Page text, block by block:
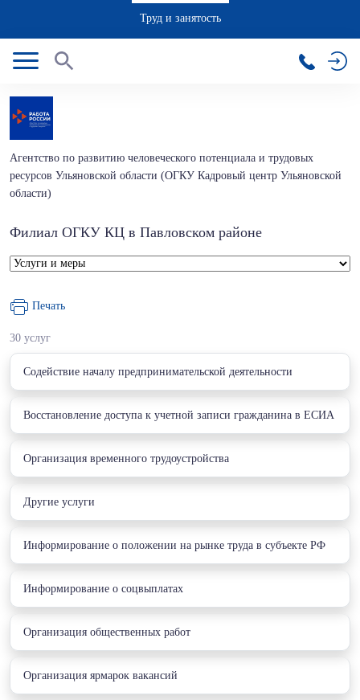
Труд и занятость
Агентство по развитию человеческого потенциала и трудовых
ресурсов Ульяновской области (ОГКУ Кадровый центр Ульяновской
области)
Филиал ОГКУ КЦ в Павловском районе
Печать
30 услуг
Cодействие началу предпринимательской деятельности
Восстановление доступа к учетной записи гражданина в ЕСИА
Организация временного трудоустройства
Другие услуги
Информирование о положении на рынке труда в субъекте РФ
Информирование о соцвыплатах
Организация общественных работ
Организация ярмарок вакансий